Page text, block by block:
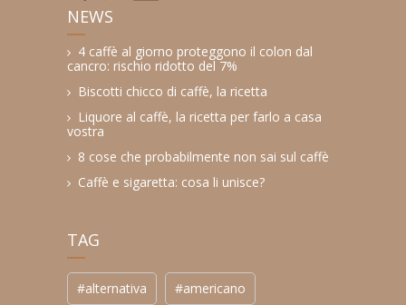
NEWS
4 caffè al giorno proteggono il colon dal
cancro: rischio ridotto del 7%
Biscotti chicco di caffè, la ricetta
Liquore al caffè, la ricetta per farlo a casa
vostra
8 cose che probabilmente non sai sul caffè
Caffè e sigaretta: cosa li unisce?
TAG
#alternativa #americano